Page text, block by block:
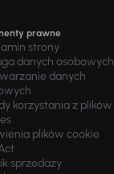
prawne
strony
danych osobowych
danych
korzystania z plików
plików cookie
sprzedaży